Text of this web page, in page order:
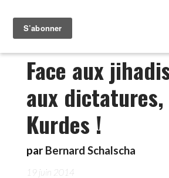
Face aux
aux
Kurdes !
par Bernard Schalscha
19 juin 2014